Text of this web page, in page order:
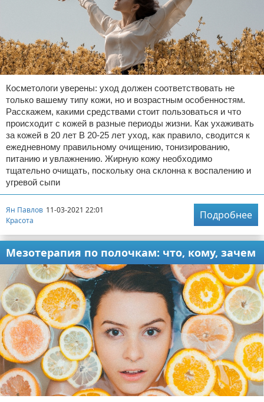
Косметологи уверены: уход должен соответствовать не
только вашему типу кожи, но и возрастным особенностям.
Расскажем, какими средствами стоит пользоваться и что
происходит с кожей в разные периоды жизни. Как ухаживать
за кожей в 20 лет В 20-25 лет уход, как правило, сводится к
ежедневному правильному очищению, тонизированию,
питанию и увлажнению. Жирную кожу необходимо
тщательно очищать, поскольку она склонна к воспалению и
угревой сыпи
Ян Павлов 11-03-2021 22:01
Красота
Подробнее
Мезотерапия по полочкам: что, кому, зачем